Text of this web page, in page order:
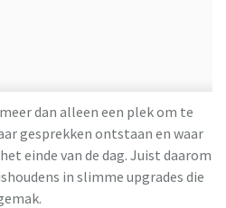
dan alleen een plek om te
gesprekken ontstaan en waar
einde van de dag. Juist daarom
in slimme upgrades die